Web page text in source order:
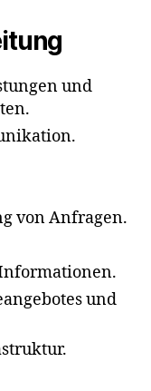
und
von Anfragen.
und